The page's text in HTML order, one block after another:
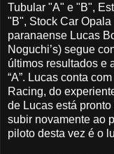
Tubular "A" e "B",
"B", Stock Car
paranaense Lucas
Noguchi’s) segue
últimos resultados e
“A”. Lucas conta
Racing, do
de Lucas está
subir novamente ao
piloto desta vez é o